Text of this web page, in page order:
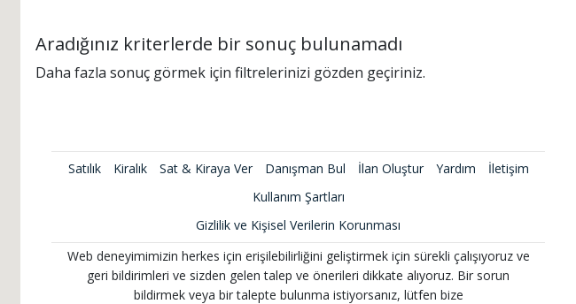
Aradığınız kriterlerde bir sonuç bulunamadı
Daha fazla sonuç görmek için filtrelerinizi gözden geçiriniz.
Satılık Kiralık Sat & Kiraya Ver Danışman Bul İlan Oluştur Yardım
İletişim
Kullanım Şartları
Gizlilik ve Kişisel Verilerin Korunması
Web deneyimimizin herkes için erişilebilirliğini geliştirmek için sürekli çalışıyoruz ve
geri bildirimleri ve sizden gelen talep ve önerileri dikkate alıyoruz. Bir sorun
bildirmek veya bir talepte bulunma istiyorsanız, lütfen bize